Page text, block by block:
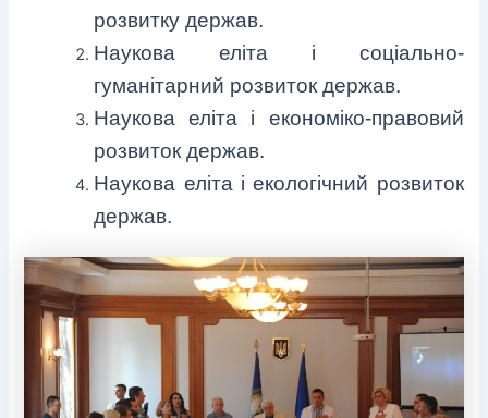
розвитку держав.
Наукова еліта і соціально-
гуманітарний розвиток держав.
Наукова еліта і економіко-правовий
розвиток держав.
Наукова еліта і екологічний розвиток
держав.